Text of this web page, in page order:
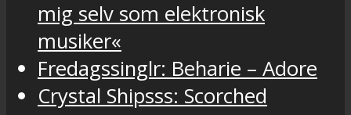
mig selv som elektronisk
musiker«
Fredagssinglr: Beharie – Adore
Crystal Shipsss: Scorched